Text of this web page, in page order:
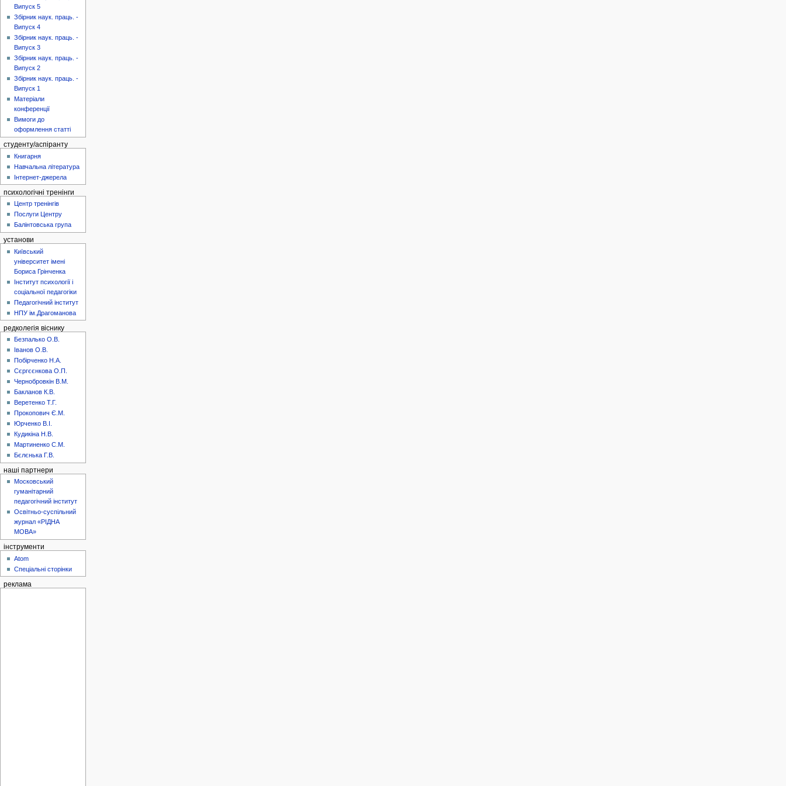
Випуск 5
Збірник наук. праць. -
Випуск 4
Збірник наук. праць. -
Випуск 3
Збірник наук. праць. -
Випуск 2
Збірник наук. праць. -
Випуск 1
Матеріали
конференції
Вимоги до
оформлення статті
студенту/аспіранту
Книгарня
Навчальна література
Інтернет-джерела
психологічні тренінги
Центр тренінгів
Послуги Центру
Балінтовська група
установи
Київський
університет імені
Бориса Грінченка
Інститут психології і
соціальної педагогіки
Педагогічний інститут
НПУ ім.Драгоманова
редколегія віснику
Безпалько О.В.
Іванов О.В.
Побірченко Н.А.
Сєргєєнкова О.П.
Чернобровкін В.М.
Бакланов К.В.
Веретенко Т.Г.
Прокопович Є.М.
Юрченко В.І.
Кудикіна Н.В.
Мартиненко С.М.
Бєлєнька Г.В.
наші партнери
Московський
гуманітарний
педагогічний інститут
Освітньо-суспільний
журнал «РІДНА
МОВА»
інструменти
Atom
Спеціальні сторінки
реклама